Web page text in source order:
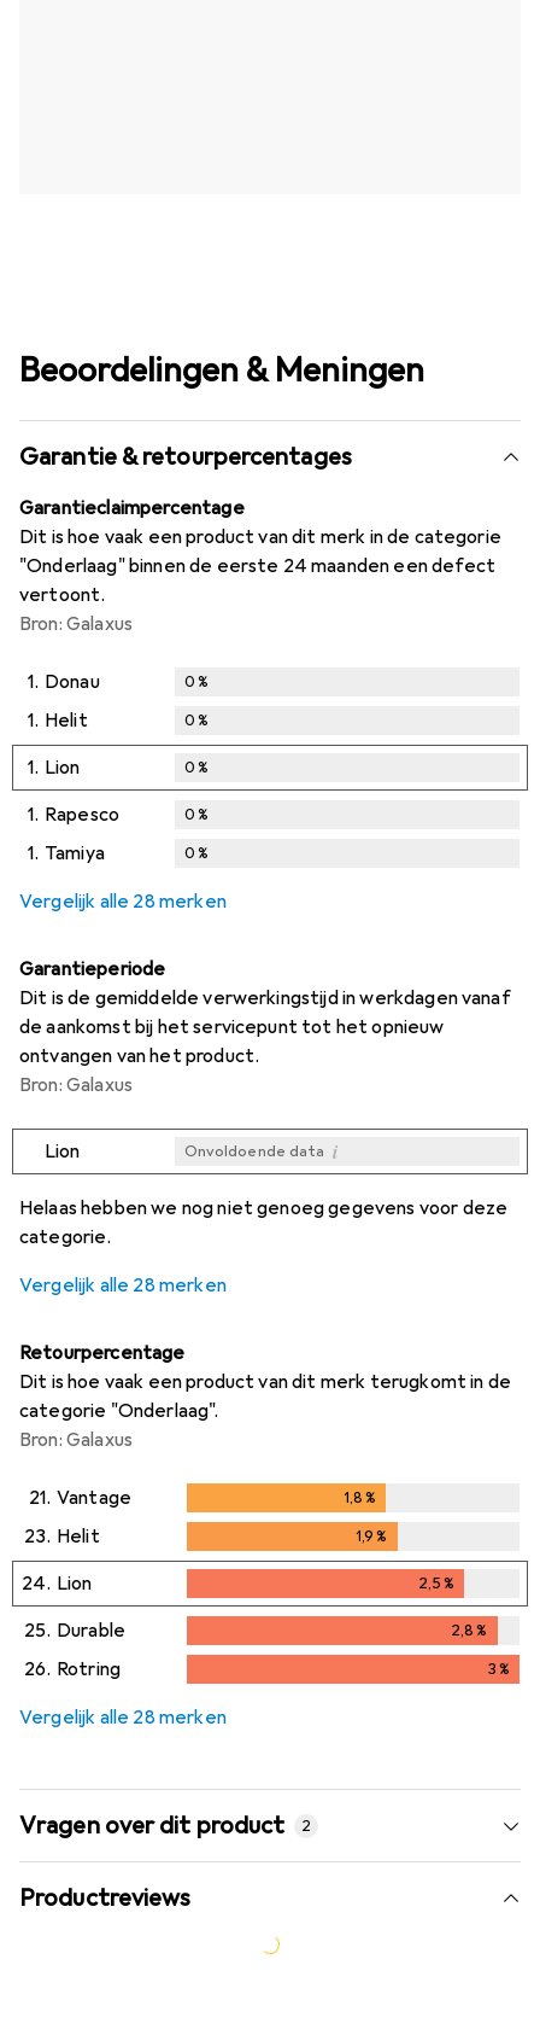
Beoordelingen & Meningen
Garantie & retourpercentages
Garantieclaimpercentage
Dit is hoe vaak een product van dit merk in de categorie
"Onderlaag" binnen de eerste 24 maanden een defect
vertoont.
Bron: Galaxus
1. Donau 0%
1. Helit 0%
1. Lion 0%
1. Rapesco 0%
1. Tamiya 0%
Vergelijk alle 28 merken
Garantieperiode
Dit is de gemiddelde verwerkingstijd in werkdagen vanaf
de aankomst bij het servicepunt tot het opnieuw
ontvangen van het product.
Bron: Galaxus
Lion Onvoldoende data i
Helaas hebben we nog niet genoeg gegevens voor deze
categorie.
Vergelijk alle 28 merken
Retourpercentage
Dit is hoe vaak een product van dit merk terugkomt in de
categorie "Onderlaag".
Bron: Galaxus
21. Vantage 1,8%
23. Helit 1,9%
24. Lion 2,5%
25. Durable 2,8%
2,8%
26. Rotring 3%
Vergelijk alle 28 merken
Vragen over dit product 2
Productreviews